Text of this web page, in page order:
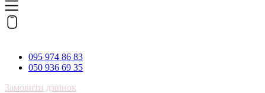
095 974 86 83
050 936 69 35
Замовити дзвінок